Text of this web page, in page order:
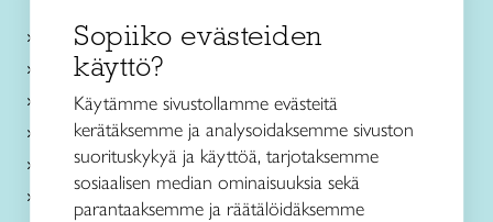
Käsityökurssit ja koulutus
Ajankohtaista
Käsityöohjeet
Me olemme Taito
Paikallinen toiminta
Verkkokaupat
Sopiiko evästeiden
käyttö?
Käytämme sivustollamme evästeitä
kerätäksemme ja analysoidaksemme sivuston
suorituskykyä ja käyttöä, tarjotaksemme
sosiaalisen median ominaisuuksia sekä
parantaaksemme ja räätälöidäksemme